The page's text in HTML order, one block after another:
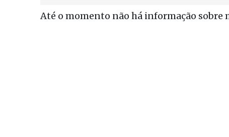
Até o momento não há informação sobre